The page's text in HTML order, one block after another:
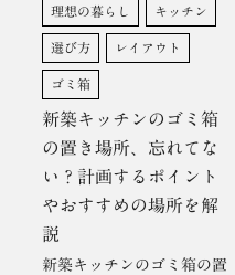
理想の暮らし キッチン
選び方 レイアウト
ゴミ箱
新築キッチンのゴミ箱
の置き場所、忘れてな
い？計画するポイント
やおすすめの場所を解
説
新築キッチンのゴミ箱の置